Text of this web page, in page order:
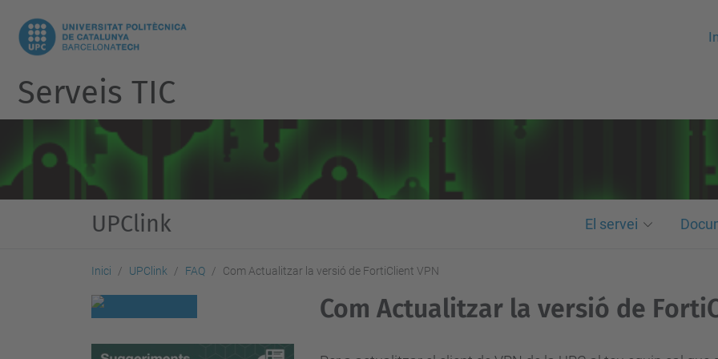
Serveis TIC
UPClink El servei
Inici UPClink FAQ Com Actualitzar la versió de FortiClient VPN
Com Actualitzar la versió de